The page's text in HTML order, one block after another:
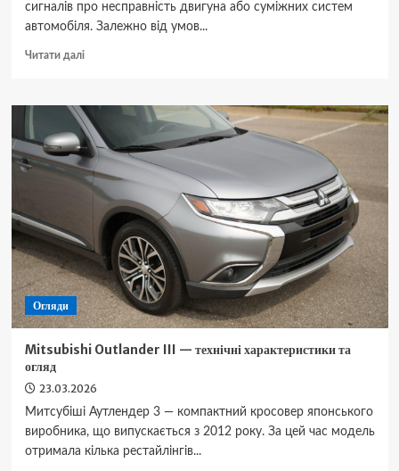
сигналів про несправність двигуна або суміжних систем
автомобіля. Залежно від умов...
Читати даліДокладніше
дим
із
вихлопної
труби:
причини
та
робити
Огляди
Mitsubishi Outlander III — технічні характеристики та
огляд
23.03.2026
Митсубіші Аутлендер 3 — компактний кросовер японського
виробника, що випускається з 2012 року. За цей час модель
отримала кілька рестайлінгів...